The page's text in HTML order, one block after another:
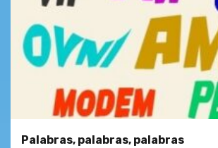
Palabras, palabras, palabras